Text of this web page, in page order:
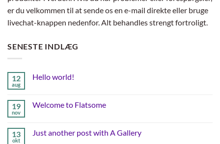
er du velkommen til at sende os en e-mail direkte eller bruge
livechat-knappen nedenfor. Alt behandles strengt fortroligt.
SENESTE INDLÆG
12
aug
Hello world!
Hello
19
nov
Welcome to Flatsome
Welcome
13
okt
Just another post with A Gallery